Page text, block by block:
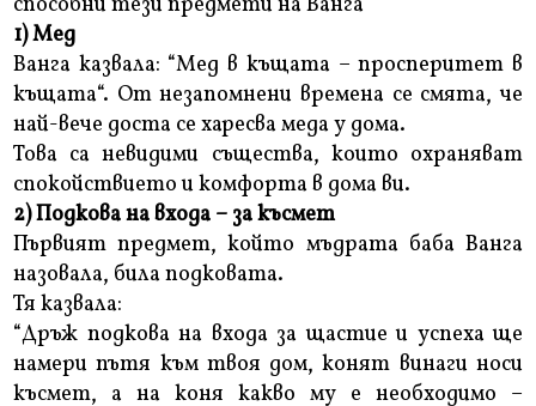
1) Mед
Ванга казвала: “Мед в къщата – просперитет в
къщата“. От незапомнени времена се смята, че
най-вече доста се харесва меда у дома.
Това са невидими същества, които охраняват
спокойствието и комфорта в дома ви.
2) Подкова на входа – за късмет
Първият предмет, който мъдрата баба Ванга
назовала, била подковата.
Тя казвала:
“Дръж подкова на входа за щастие и успеха ще
намери пътя към твоя дом, конят винаги носи
късмет, а на коня какво му е необходимо –